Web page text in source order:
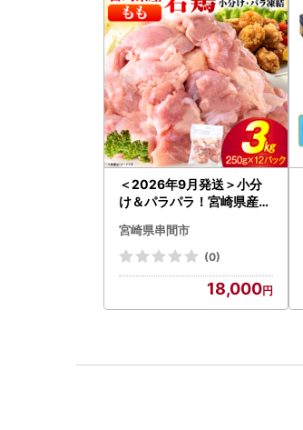
＜2026年9月発送＞小分
け＆パラパラ！宮崎県産鶏
-009-2609
宮崎県串間市
(0)
18,000